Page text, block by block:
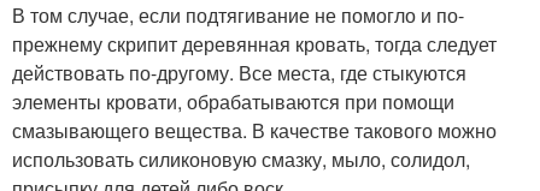
В том случае, если подтягивание не помогло и по-
прежнему скрипит деревянная кровать, тогда следует
действовать по-другому. Все места, где стыкуются
элементы кровати, обрабатываются при помощи
смазывающего вещества. В качестве такового можно
использовать силиконовую смазку, мыло, солидол,